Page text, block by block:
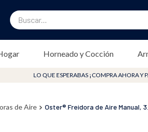
Buscar...
Horneado y Cocción
LO QUE ESPERABAS ¡COMPRA AHORA Y
de Aire Oster® Freidora de Aire Manual,